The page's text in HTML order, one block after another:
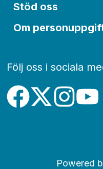
Stöd oss
Om
Följ oss i sociala
Powered